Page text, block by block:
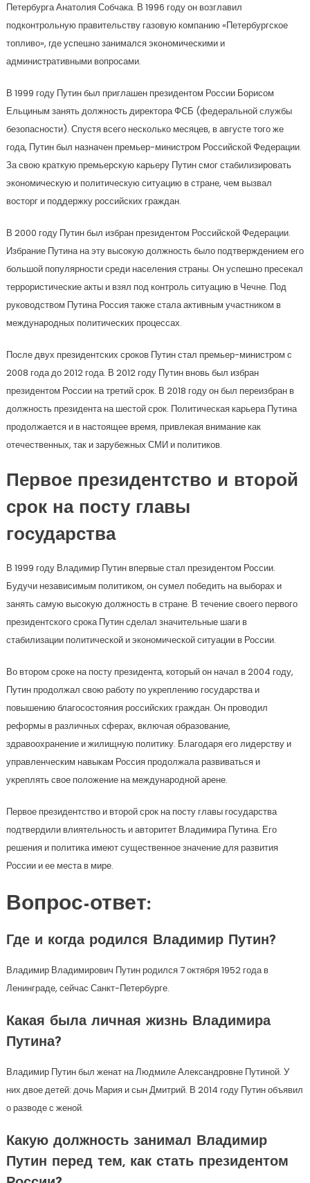
Петербурга Анатолия Собчака. В 1996 году он возглавил
подконтрольную правительству газовую компанию «Петербургское
топливо», где успешно занимался экономическими и
административными вопросами.
В 1999 году Путин был приглашен президентом России Борисом
Ельциным занять должность директора ФСБ (федеральной службы
безопасности). Спустя всего несколько месяцев, в августе того же
года, Путин был назначен премьер-министром Российской Федерации.
За свою краткую премьерскую карьеру Путин смог стабилизировать
экономическую и политическую ситуацию в стране, чем вызвал
восторг и поддержку российских граждан.
В 2000 году Путин был избран президентом Российской Федерации.
Избрание Путина на эту высокую должность было подтверждением его
большой популярности среди населения страны. Он успешно пресекал
террористические акты и взял под контроль ситуацию в Чечне. Под
руководством Путина Россия также стала активным участником в
международных политических процессах.
После двух президентских сроков Путин стал премьер-министром с
2008 года до 2012 года. В 2012 году Путин вновь был избран
президентом России на третий срок. В 2018 году он был переизбран в
должность президента на шестой срок. Политическая карьера Путина
продолжается и в настоящее время, привлекая внимание как
отечественных, так и зарубежных СМИ и политиков.
Первое президентство и второй
срок на посту главы
государства
В 1999 году Владимир Путин впервые стал президентом России.
Будучи независимым политиком, он сумел победить на выборах и
занять самую высокую должность в стране. В течение своего первого
президентского срока Путин сделал значительные шаги в
стабилизации политической и экономической ситуации в России.
Во втором сроке на посту президента, который он начал в 2004 году,
Путин продолжал свою работу по укреплению государства и
повышению благосостояния российских граждан. Он проводил
реформы в различных сферах, включая образование,
здравоохранение и жилищную политику. Благодаря его лидерству и
управленческим навыкам Россия продолжала развиваться и
укреплять свое положение на международной арене.
Первое президентство и второй срок на посту главы государства
подтвердили влиятельность и авторитет Владимира Путина. Его
решения и политика имеют существенное значение для развития
России и ее места в мире.
Вопрос-ответ:
Где и когда родился Владимир Путин?
Владимир Владимирович Путин родился 7 октября 1952 года в
Ленинграде, сейчас Санкт-Петербурге.
Какая была личная жизнь Владимира
Путина?
Владимир Путин был женат на Людмиле Александровне Путиной. У
них двое детей: дочь Мария и сын Дмитрий. В 2014 году Путин объявил
о разводе с женой.
Какую должность занимал Владимир
Путин перед тем, как стать президентом